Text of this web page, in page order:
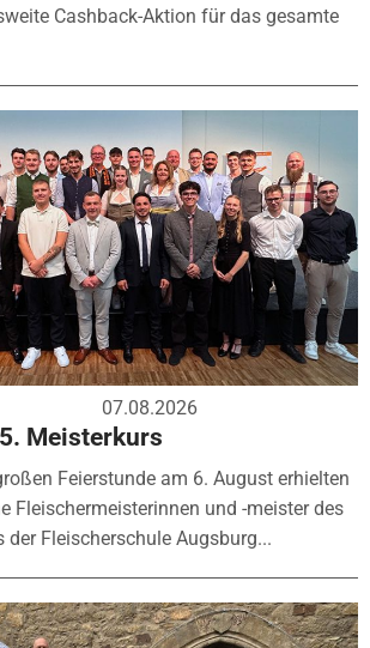
Cashback-Aktion für das gesamte
07.08.2026
Meisterkurs
Feierstunde am 6. August erhielten
Fleischermeisterinnen und -meister des
der Fleischerschule Augsburg...